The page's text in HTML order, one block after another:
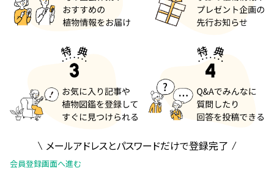
メールアドレスとパスワードだけで登録完了
会員登録画面へ進む